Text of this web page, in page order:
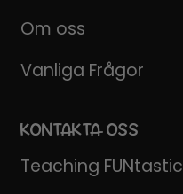
Om oss
Vanliga Frågor
KONTAKTA OSS
Teaching FUNtastic